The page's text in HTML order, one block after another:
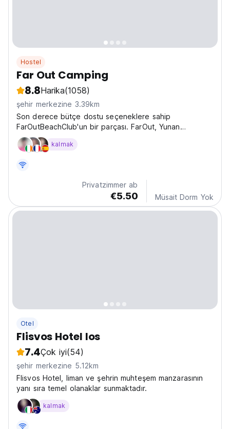
Hostel
Far Out Camping
8.8Harika(1058)
şehir merkezine 3.39km
Son derece bütçe dostu seçeneklere sahip
FarOutBeachClub'un bir parçası. FarOut, Yunan
adalarındaki tüm tatil yerlerinden daha fazla tesise
sahiptir ve TÜM bütçelere uygun konaklama imkanı
kalmak
Privatzimmer ab
€5.50 Müsait Dorm Yok
Otel
Flisvos Hotel Ios
7.4Çok iyi(54)
şehir merkezine 5.12km
Flisvos Hotel, liman ve şehrin muhteşem manzarasının
yanı sıra temel olanaklar sunmaktadır.
kalmak